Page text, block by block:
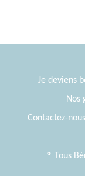
Je deviens
Nos
Contactez-nous
® Tous